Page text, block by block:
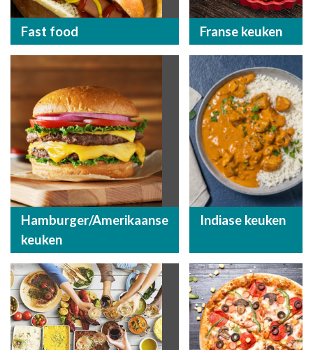
Fast food Franse keuken
Hamburger/Amerikaanse
keuken
Indiase keuken